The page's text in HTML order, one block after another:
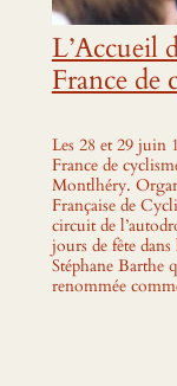
L’Accueil
France de
Les 28 et 29 juin
France de
Montlhéry.
Française de
circuit de
jours de fête
Stéphane Barthe
renommée